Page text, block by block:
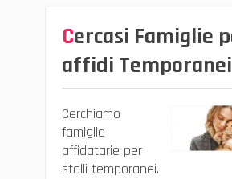
Cercasi Famiglie per
affidi Temporanei
Cerchiamo
famiglie
affidatarie per
stalli temporanei.